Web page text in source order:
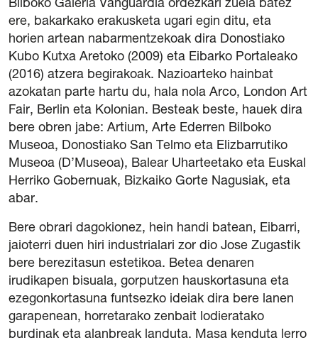
Gardentasuna
Kontratazioa
Hizkuntza Politika
Legezko oharra
Pribatutasun politika
Cookie politika
Salaketen Kanala
Bilboko Galería Vanguardia ordezkari zuela batez
ere, bakarkako erakusketa ugari egin ditu, eta
horien artean nabarmentzekoak dira Donostiako
Kubo Kutxa Aretoko (2009) eta Eibarko Portaleako
(2016) atzera begirakoak. Nazioarteko hainbat
azokatan parte hartu du, hala nola Arco, London Art
Fair, Berlin eta Kolonian. Besteak beste, hauek dira
bere obren jabe: Artium, Arte Ederren Bilboko
Museoa, Donostiako San Telmo eta Elizbarrutiko
Museoa (D’Museoa), Balear Uharteetako eta Euskal
Herriko Gobernuak, Bizkaiko Gorte Nagusiak, eta
abar.
Bere obrari dagokionez, hein handi batean, Eibarri,
jaioterri duen hiri industrialari zor dio Jose Zugastik
bere berezitasun estetikoa. Betea denaren
irudikapen bisuala, gorputzen hauskortasuna eta
ezegonkortasuna funtsezko ideiak dira bere lanen
garapenean, horretarako zenbait lodieratako
burdinak eta alanbreak landuta. Masa kenduta lerro